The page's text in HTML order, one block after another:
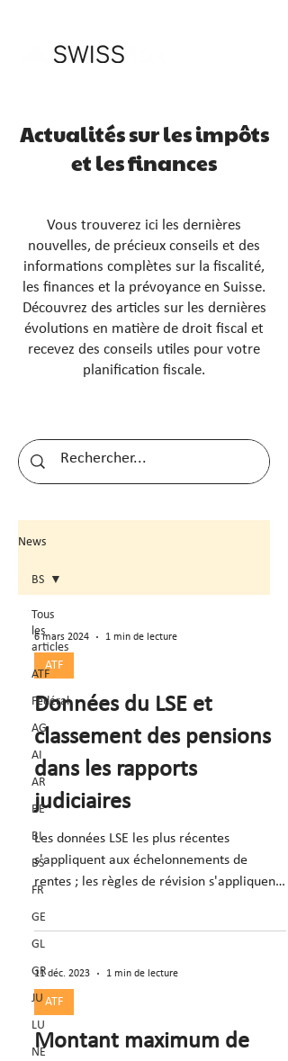
Actualités sur les impôts
et les finances
Vous trouverez ici les dernières
nouvelles, de précieux conseils et des
informations complètes sur la fiscalité,
les finances et la prévoyance en Suisse.
Découvrez des articles sur les dernières
évolutions en matière de droit fiscal et
recevez des conseils utiles pour votre
planification fiscale.
News
Tous
les
articles
ATF
Fédéral
AG
AI
AR
BE
BL
BS
FR
GE
GL
GR
JU
LU
NE
BS
6 mars 2024 1 min de lecture
ATF
Données du LSE et
classement des pensions
dans les rapports
judiciaires
Les données LSE les plus récentes
s'appliquent aux échelonnements de
rentes ; les règles de révision s'appliquent
11 déc. 2023 1 min de lecture
ATF
Montant maximum de